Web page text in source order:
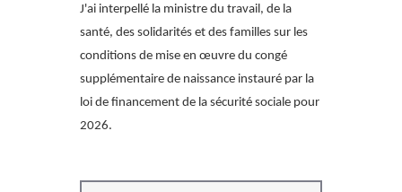
J'ai interpellé la ministre du travail, de la
santé, des solidarités et des familles sur les
conditions de mise en œuvre du congé
supplémentaire de naissance instauré par la
loi de financement de la sécurité sociale pour
2026.